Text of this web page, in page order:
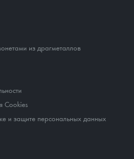
из драгметаллов
Cookies
и защите персональных данных